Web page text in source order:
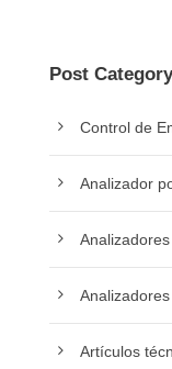
Post Category
Control de
Analizador
Artículos